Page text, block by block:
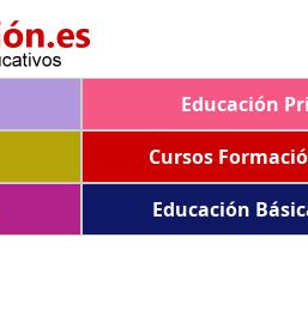
Educación
Cursos
Educación